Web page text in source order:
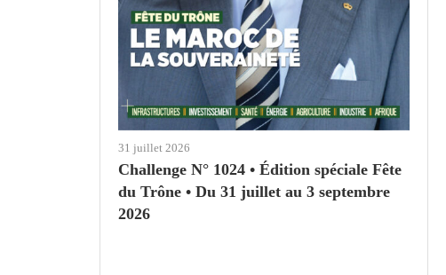
31 juillet 2026
Challenge N° 1024 • Édition spéciale Fête
du Trône • Du 31 juillet au 3 septembre
2026